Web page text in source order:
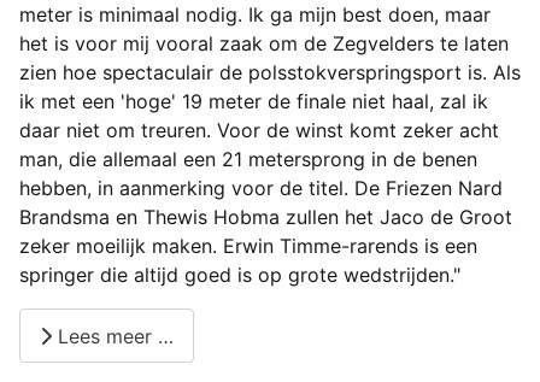
meter is minimaal nodig. Ik ga mijn best doen, maar
het is voor mij vooral zaak om de Zegvelders te laten
zien hoe spectaculair de polsstokverspringsport is. Als
ik met een 'hoge' 19 meter de finale niet haal, zal ik
daar niet om treuren. Voor de winst komt zeker acht
man, die allemaal een 21 metersprong in de benen
hebben, in aanmerking voor de titel. De Friezen Nard
Brandsma en Thewis Hobma zullen het Jaco de Groot
zeker moeilijk maken. Erwin Timme-rarends is een
springer die altijd goed is op grote wedstrijden."
Lees meer …